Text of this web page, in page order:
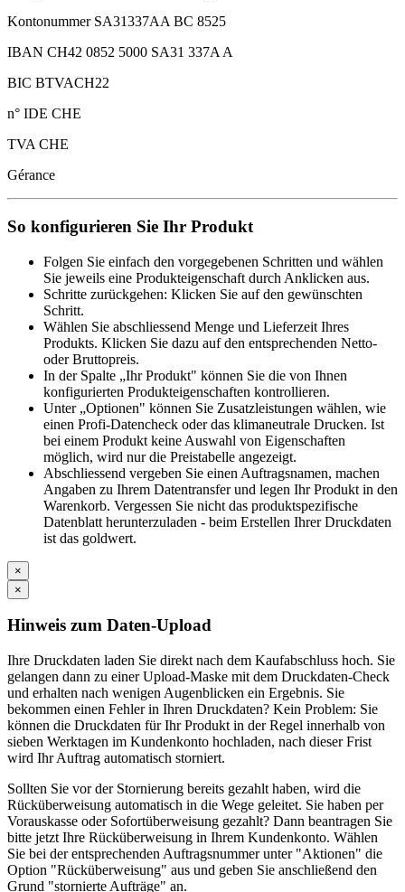
Kontonummer SA31337AA BC 8525
IBAN CH42 0852 5000 SA31 337A A
BIC BTVACH22
n° IDE CHE
TVA CHE
Gérance
So konfigurieren Sie Ihr Produkt
Folgen Sie einfach den vorgegebenen Schritten und wählen
Sie jeweils eine Produkteigenschaft durch Anklicken aus.
Schritte zurückgehen: Klicken Sie auf den gewünschten
Schritt.
Wählen Sie abschliessend Menge und Lieferzeit Ihres
Produkts. Klicken Sie dazu auf den entsprechenden Netto-
oder Bruttopreis.
In der Spalte „Ihr Produkt" können Sie die von Ihnen
konfigurierten Produkteigenschaften kontrollieren.
Unter „Optionen" können Sie Zusatzleistungen wählen, wie
einen Profi-Datencheck oder das klimaneutrale Drucken. Ist
bei einem Produkt keine Auswahl von Eigenschaften
möglich, wird nur die Preistabelle angezeigt.
Abschliessend vergeben Sie einen Auftragsnamen, machen
Angaben zu Ihrem Datentransfer und legen Ihr Produkt in den
Warenkorb. Vergessen Sie nicht das produktspezifische
Datenblatt herunterzuladen - beim Erstellen Ihrer Druckdaten
ist das goldwert.
×
×
Hinweis zum Daten-Upload
Ihre Druckdaten laden Sie direkt nach dem Kaufabschluss hoch. Sie
gelangen dann zu einer Upload-Maske mit dem Druckdaten-Check
und erhalten nach wenigen Augenblicken ein Ergebnis. Sie
bekommen einen Fehler in Ihren Druckdaten? Kein Problem: Sie
können die Druckdaten für Ihr Produkt in der Regel innerhalb von
sieben Werktagen im Kundenkonto hochladen, nach dieser Frist
wird Ihr Auftrag automatisch storniert.
Sollten Sie vor der Stornierung bereits gezahlt haben, wird die
Rücküberweisung automatisch in die Wege geleitet. Sie haben per
Vorauskasse oder Sofortüberweisung gezahlt? Dann beantragen Sie
bitte jetzt Ihre Rücküberweisung in Ihrem Kundenkonto. Wählen
Sie bei der entsprechenden Auftragsnummer unter "Aktionen" die
Option "Rücküberweisung" aus und geben Sie anschließend den
Grund "stornierte Aufträge" an.